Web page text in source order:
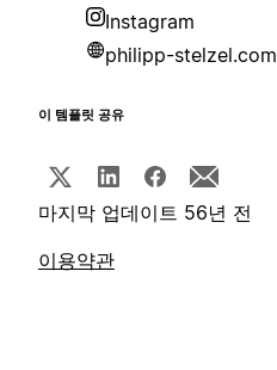
Instagram
philipp-stelzel.com
이 템플릿 공유
마지막 업데이트 56년 전
이용약관